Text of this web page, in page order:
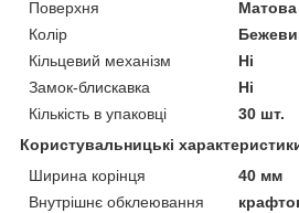
Поверхня
Матова
Колір
Кільцевий механізм
Ні
Замок-блискавка
Ні
Кількість в упаковці
30 шт.
Користувальницькі
Ширина корінця
40 мм
Внутрішнє обклеювання